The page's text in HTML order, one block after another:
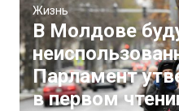
Жизнь
В Молдове
Парламент
в первом